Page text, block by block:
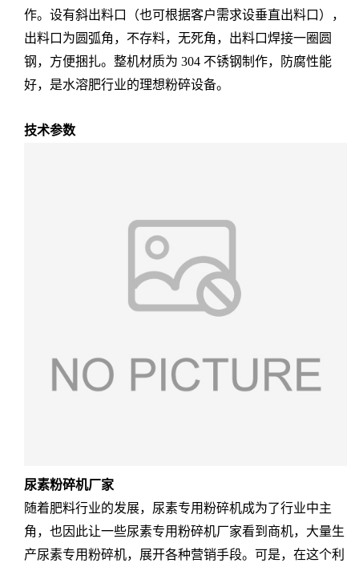
作。设有斜出料口（也可根据客户需求设垂直出料口），
出料口为圆弧角，不存料，无死角，出料口焊接一圈圆
钢，方便捆扎。整机材质为 304 不锈钢制作，防腐性能
好， 是水溶肥行业的理想粉碎设备。
技术参数
尿素粉碎机厂家
随着肥料行业的发展，尿素专用粉碎机成为了行业中主
角，也因此让一些尿素专用粉碎机厂家看到商机，大量生
产尿素专用粉碎机，展开各种营销手段。可是，在这个利